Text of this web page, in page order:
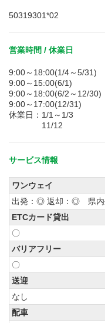
50319301*02
営業時間 / 休業日
9:00～18:00(1/4～5/31)
9:00～15:00(6/1)
9:00～18:00(6/2～12/30)
9:00～17:00(12/31)
休業日：1/1～1/3
11/12
サービス情報
ワンウェイ
出発：◎ 返却：◎ 県内
ETCカード貸出
〇
バリアフリー
〇
送迎
なし
配車